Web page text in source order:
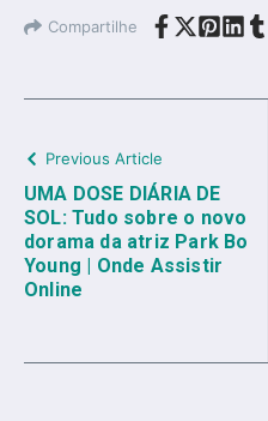
Compartilhe
Previous Article
UMA DOSE DIÁRIA DE
SOL: Tudo sobre o novo
dorama da atriz Park Bo
Young | Onde Assistir
Online